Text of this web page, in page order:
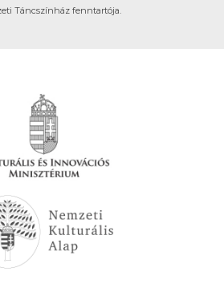
Táncszínház fenntartója.